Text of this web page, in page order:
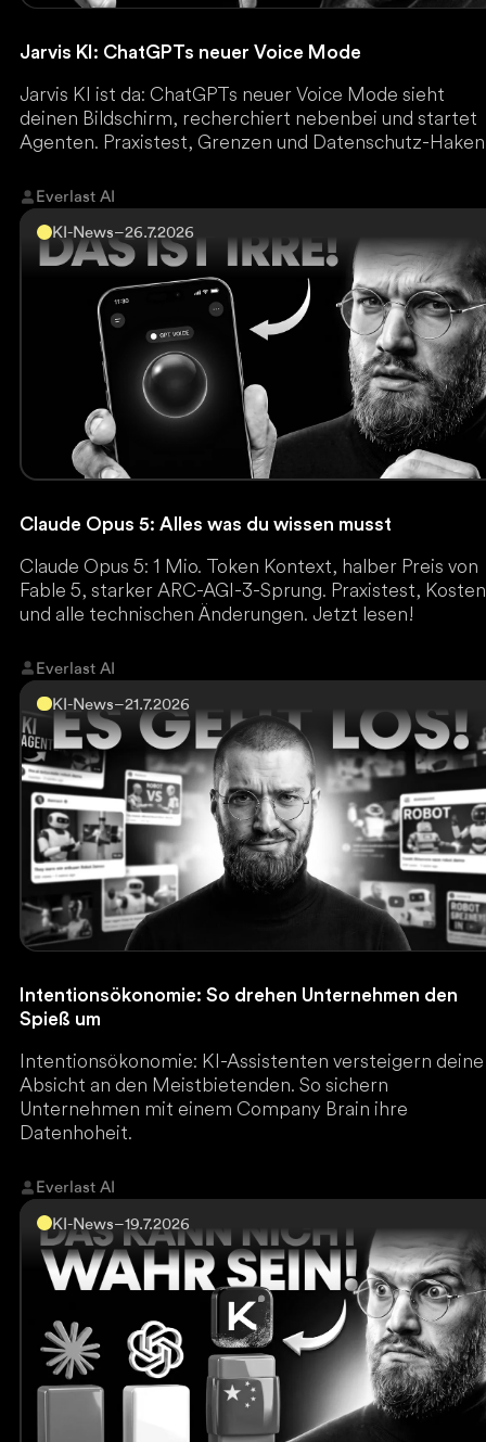
Jarvis KI: ChatGPTs neuer Voice Mode
Jarvis KI ist da: ChatGPTs neuer Voice Mode sieht
deinen Bildschirm, recherchiert nebenbei und startet
Agenten. Praxistest, Grenzen und Datenschutz-
Everlast AI
KI-News–26.7.2026
Claude Opus 5: Alles was du wissen musst
Claude Opus 5: 1 Mio. Token Kontext, halber Preis von
Fable 5, starker ARC-AGI-3-Sprung. Praxistest,
und alle technischen Änderungen. Jetzt lesen!
Everlast AI
KI-News–21.7.2026
Intentionsökonomie: So drehen Unternehmen den
Spieß um
Intentionsökonomie: KI-Assistenten versteigern deine
Absicht an den Meistbietenden. So sichern
Unternehmen mit einem Company Brain ihre
Datenhoheit.
Everlast AI
KI-News–19.7.2026